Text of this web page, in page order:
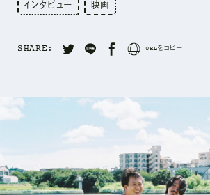
インタビュー 映画
SHARE: URLをコピー